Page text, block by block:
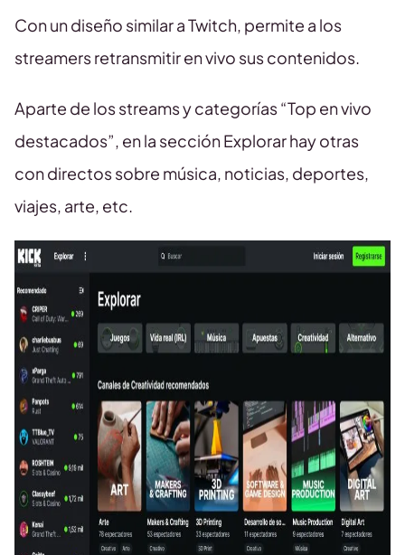
Con un diseño similar a Twitch, permite a los
streamers retransmitir en vivo sus contenidos.
Aparte de los streams y categorías “Top en vivo
destacados”, en la sección Explorar hay otras
con directos sobre música, noticias, deportes,
viajes, arte, etc.